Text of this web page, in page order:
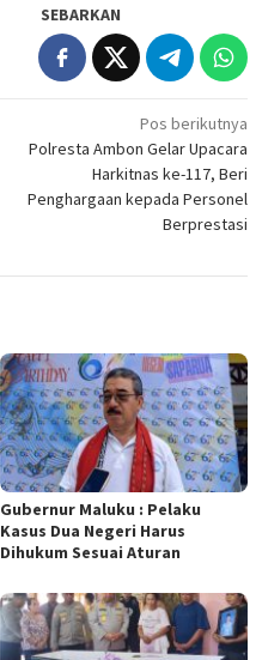
SEBARKAN
Pos berikutnya
Polresta Ambon Gelar Upacara
Harkitnas ke-117, Beri
Penghargaan kepada Personel
Berprestasi
Gubernur Maluku : Pelaku
Kasus Dua Negeri Harus
Dihukum Sesuai Aturan